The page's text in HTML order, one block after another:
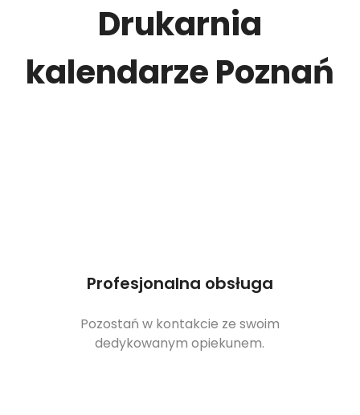
Drukarnia
kalendarze Poznań
Profesjonalna obsługa
Pozostań w kontakcie ze swoim
dedykowanym opiekunem.